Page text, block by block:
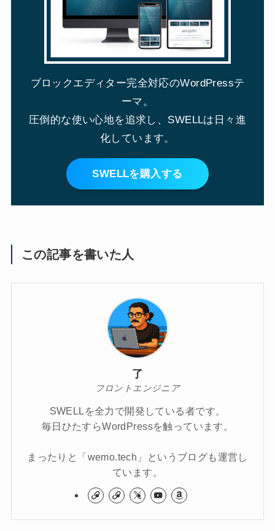
ブロックエディター完全対応のWordPressテ
ーマ。
圧倒的な使い心地を追求し、SWELLは日々進
化しています。
SWELLを購入する
この記事を書いた人
了
フロントエンジニア
SWELLを全力で開発している者です。
毎日ひたすらWordPressを触っています。
まったりと「wemo.tech」というブログも運営し
ています。